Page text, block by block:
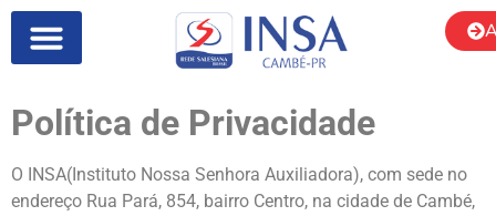
Política de Privacidade
O INSA(Instituto Nossa Senhora Auxiliadora), com sede no
endereço Rua Pará, 854, bairro Centro, na cidade de Cambé,